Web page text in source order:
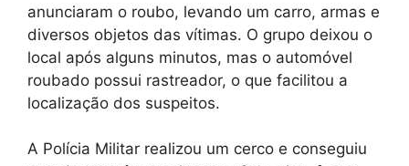
anunciaram o roubo, levando um carro, armas e
diversos objetos das vítimas. O grupo deixou o
local após alguns minutos, mas o automóvel
roubado possui rastreador, o que facilitou a
localização dos suspeitos.
A Polícia Militar realizou um cerco e conseguiu